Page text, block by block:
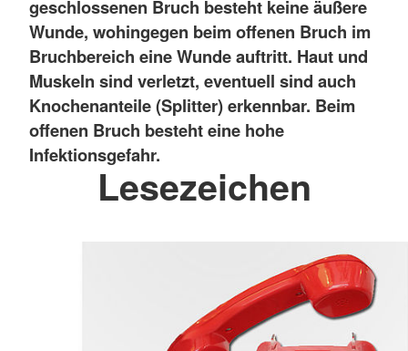
geschlossenen Bruch besteht keine äußere
Wunde, wohingegen beim offenen Bruch im
Bruchbereich eine Wunde auftritt. Haut und
Muskeln sind verletzt, eventuell sind auch
Knochenanteile (Splitter) erkennbar. Beim
offenen Bruch besteht eine hohe
Infektionsgefahr.
Lesezeichen